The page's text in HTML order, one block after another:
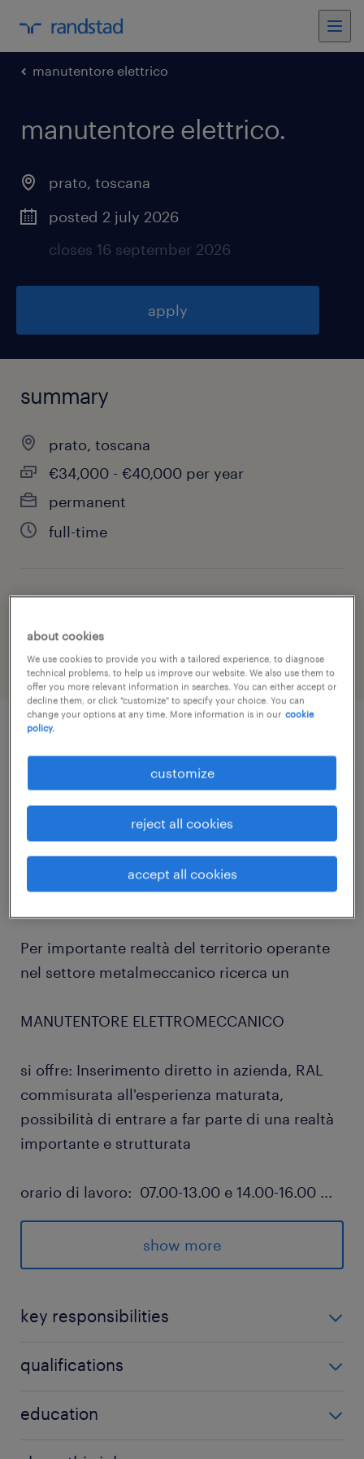
manutentore elettrico
manutentore elettrico.
prato, toscana
posted 2 july 2026
closes 16 september 2026
apply
summary
prato, toscana
€34,000 - €40,000 per year
permanent
full-time
engineering
job details
Randstad Technical Talent Selection è la
divisione specializzata nella Ricerca &
ambito meccanico, ingegneristico e
Per importante realtà del territorio operante
nel settore metalmeccanico ricerca un
MANUTENTORE ELETTROMECCANICO
si offre: Inserimento diretto in azienda, RAL
commisurata all'esperienza maturata,
possibilità di entrare a far parte di una realtà
importante e strutturata
orario di lavoro: 07.00-13.00 e 14.00-16.00 ...
luogo di lavoro: Prato (PO)
da 3 a 5 anni
show more
key responsibilities
macchinari industriali
qualifications
education
about cookies
We use cookies to provide you with a tailored experience, to diagnose
technical problems, to help us improve our website. We also use them to
offer you more relevant information in searches. You can either accept or
decline them, or click "customize" to specify your choice. You can
change your options at any time. More information is in our cookie
policy.
customize
reject all cookies
accept all cookies